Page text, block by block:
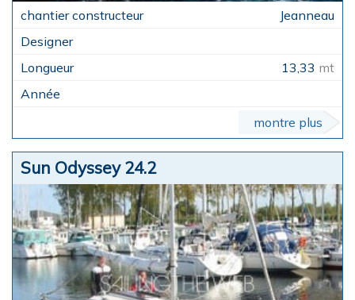
Jeanneau
13,33 mt
montre plus
Sun Odyssey 24.2